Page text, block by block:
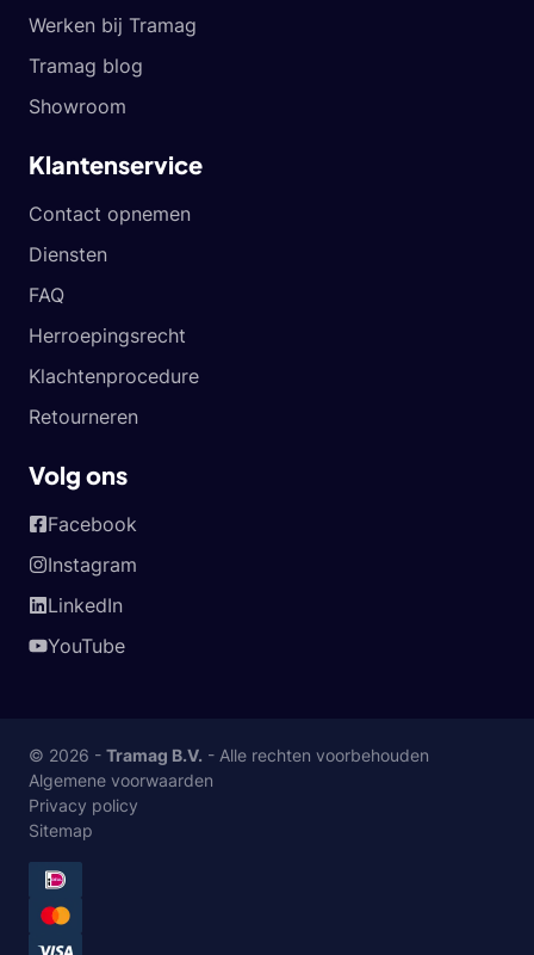
Werken bij Tramag
Tramag blog
Showroom
Klantenservice
Contact opnemen
Diensten
FAQ
Herroepingsrecht
Klachtenprocedure
Retourneren
Volg ons
Facebook
Instagram
LinkedIn
YouTube
© 2026 - Tramag B.V. - Alle rechten voorbehouden
Algemene voorwaarden
Privacy policy
Sitemap